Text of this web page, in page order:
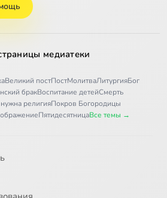
медиатеки
Великий постПостМолитваЛитургияБог
бракВоспитание детейСмерть
религияПокров Богородицы
ПятидесятницаВсе темы →